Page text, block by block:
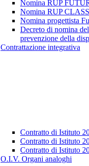
Nomina RUP
Nomina RUP
Nomina progettista
Decreto di nomina
prevenzione della
Contrattazione integrativa
Contratto di Istituto
Contratto di Istituto
Contratto di Istituto
O.I.V. Organi analoghi